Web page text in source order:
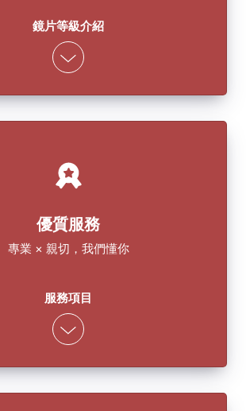
鏡片等級介紹
優質服務
專業 × 親切，我們懂你
服務項目